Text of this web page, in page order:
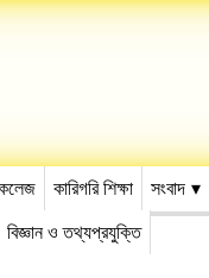
কারিগরি শিক্ষা সংবাদ
বিজ্ঞান ও তথ্যপ্রযুক্তি